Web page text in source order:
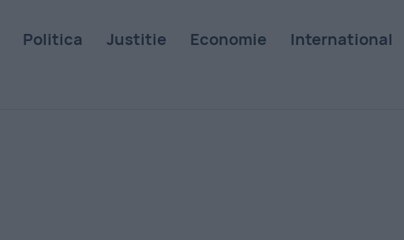
Politica Justitie Economie International